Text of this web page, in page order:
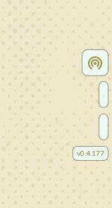
v0.4.177